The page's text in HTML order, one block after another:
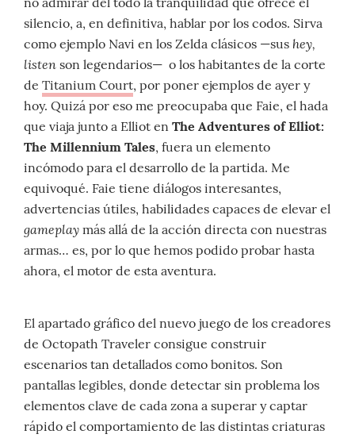
silencio, a, en definitiva, hablar por los codos. Sirva
como ejemplo Navi en los Zelda clásicos —sus hey,
listen son legendarios— o los habitantes de la corte
de Titanium Court, por poner ejemplos de ayer y
hoy. Quizá por eso me preocupaba que Faie, el hada
que viaja junto a Elliot en The Adventures of Elliot:
The Millennium Tales, fuera un elemento
incómodo para el desarrollo de la partida. Me
equivoqué. Faie tiene diálogos interesantes,
advertencias útiles, habilidades capaces de elevar el
gameplay más allá de la acción directa con nuestras
armas… es, por lo que hemos podido probar hasta
ahora, el motor de esta aventura.
El apartado gráfico del nuevo juego de los creadores
de Octopath Traveler consigue construir
escenarios tan detallados como bonitos. Son
pantallas legibles, donde detectar sin problema los
elementos clave de cada zona a superar y captar
rápido el comportamiento de las distintas criaturas